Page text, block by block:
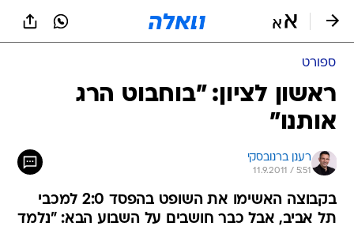
ספורט
ראשון לציון: "בוחבוט הרג
אותנו"
רענן ברנובסקי
11.9.2011 / 5:51
בקבוצה האשימו את השופט בהפסד 2:0 למכבי
תל אביב, אבל כבר חושבים על השבוע הבא: "נלמד